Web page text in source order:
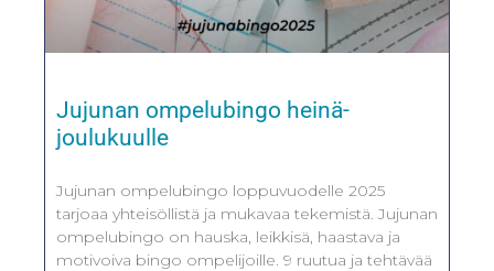
Jujunan ompelubingo heinä-
joulukuulle
Jujunan ompelubingo loppuvuodelle 2025
tarjoaa yhteisöllistä ja mukavaa tekemistä. Jujunan
ompelubingo on hauska, leikkisä, haastava ja
motivoiva bingo ompelijoille. 9 ruutua ja tehtävää